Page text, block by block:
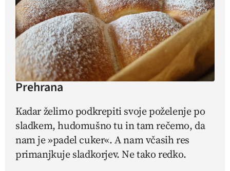
Prehrana
Kadar želimo podkrepiti svoje poželenje po
sladkem, hudomušno tu in tam rečemo, da
nam je »padel cuker«. A nam včasih res
primanjkuje sladkorjev. Ne tako redko.